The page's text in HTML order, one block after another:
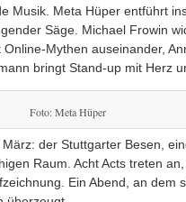
Musik. Meta Hüper entführt
Säge. Michael Frowin
Mythen auseinander,
bringt Stand-up mit Herz
Foto: Meta Hüper
der Stuttgarter Besen,
Raum. Acht Acts treten
Ein Abend, an dem